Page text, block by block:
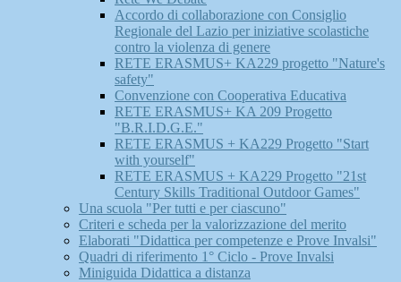
Accordo di collaborazione con Consiglio
Regionale del Lazio per iniziative scolastiche
contro la violenza di genere
RETE ERASMUS+ KA229 progetto "Nature's
safety"
Convenzione con Cooperativa Educativa
RETE ERASMUS+ KA 209 Progetto
"B.R.I.D.G.E."
RETE ERASMUS + KA229 Progetto "Start
with yourself"
RETE ERASMUS + KA229 Progetto "21st
Century Skills Traditional Outdoor Games"
Una scuola "Per tutti e per ciascuno"
Criteri e scheda per la valorizzazione del merito
Elaborati "Didattica per competenze e Prove Invalsi"
Quadri di riferimento 1° Ciclo - Prove Invalsi
Miniguida Didattica a distanza